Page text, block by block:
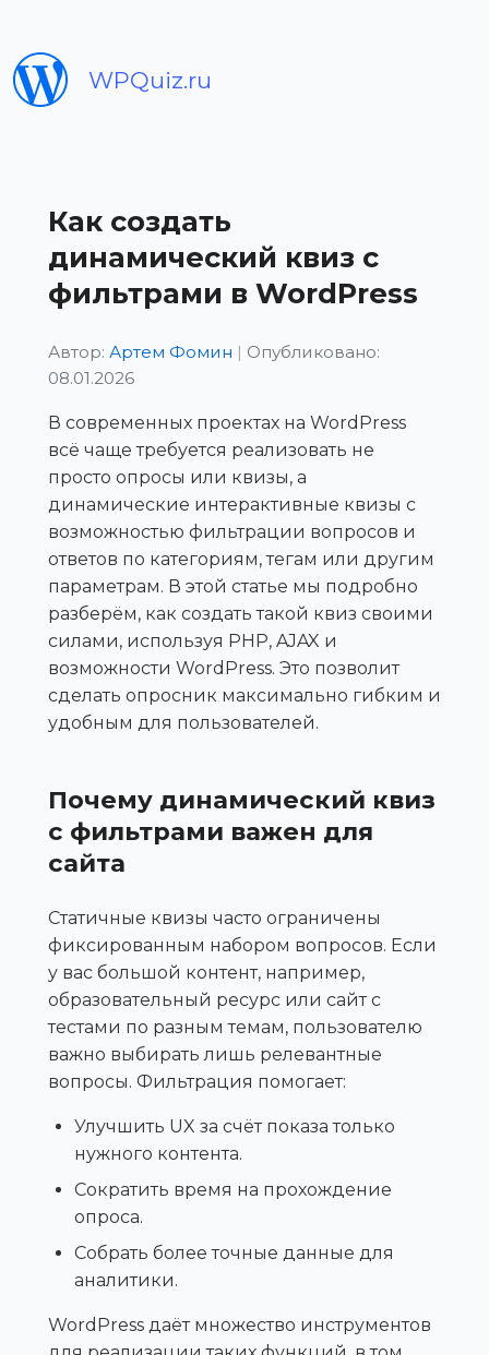
WPQuiz.ru
Как создать
динамический квиз с
фильтрами в WordPress
Автор: Артем Фомин | Опубликовано:
08.01.2026
В современных проектах на WordPress
всё чаще требуется реализовать не
просто опросы или квизы, а
динамические интерактивные квизы с
возможностью фильтрации вопросов и
ответов по категориям, тегам или другим
параметрам. В этой статье мы подробно
разберём, как создать такой квиз своими
силами, используя PHP, AJAX и
возможности WordPress. Это позволит
сделать опросник максимально гибким и
удобным для пользователей.
Почему динамический квиз
с фильтрами важен для
сайта
Статичные квизы часто ограничены
фиксированным набором вопросов. Если
у вас большой контент, например,
образовательный ресурс или сайт с
тестами по разным темам, пользователю
важно выбирать лишь релевантные
вопросы. Фильтрация помогает:
Улучшить UX за счёт показа только
нужного контента.
Сократить время на прохождение
опроса.
Собрать более точные данные для
аналитики.
WordPress даёт множество инструментов